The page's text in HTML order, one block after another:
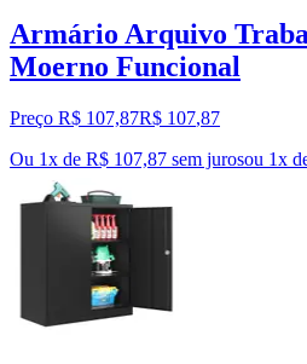
Armário Arquivo
Moerno Funcional
Preço R$ 107,87R$ 107,87
Ou 1x de R$ 107,87 sem jurosou 1x